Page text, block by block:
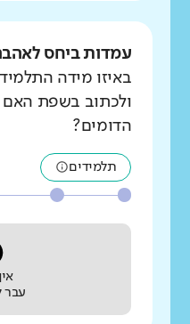
עמדות ביחס
באיזו מידה
ולכתוב בשפת
הדומים?
תלמידים
עבר